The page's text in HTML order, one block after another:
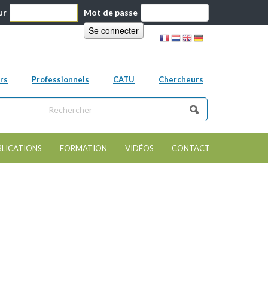
Mot de passe
Professionnels CATU Chercheurs
de recherche
ce site
FORMATION VIDÉOS CONTACT